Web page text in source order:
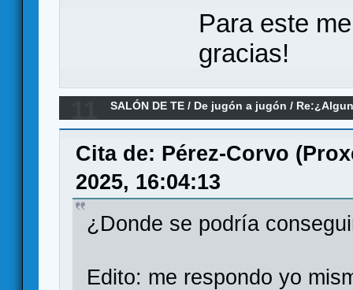
Para este
gracias!
SALÓN DE TE / De jugón a jugón /
Cita de: Pérez-Corvo
2025, 16:04:13
¿Donde se podría
Edito: me respondo yo